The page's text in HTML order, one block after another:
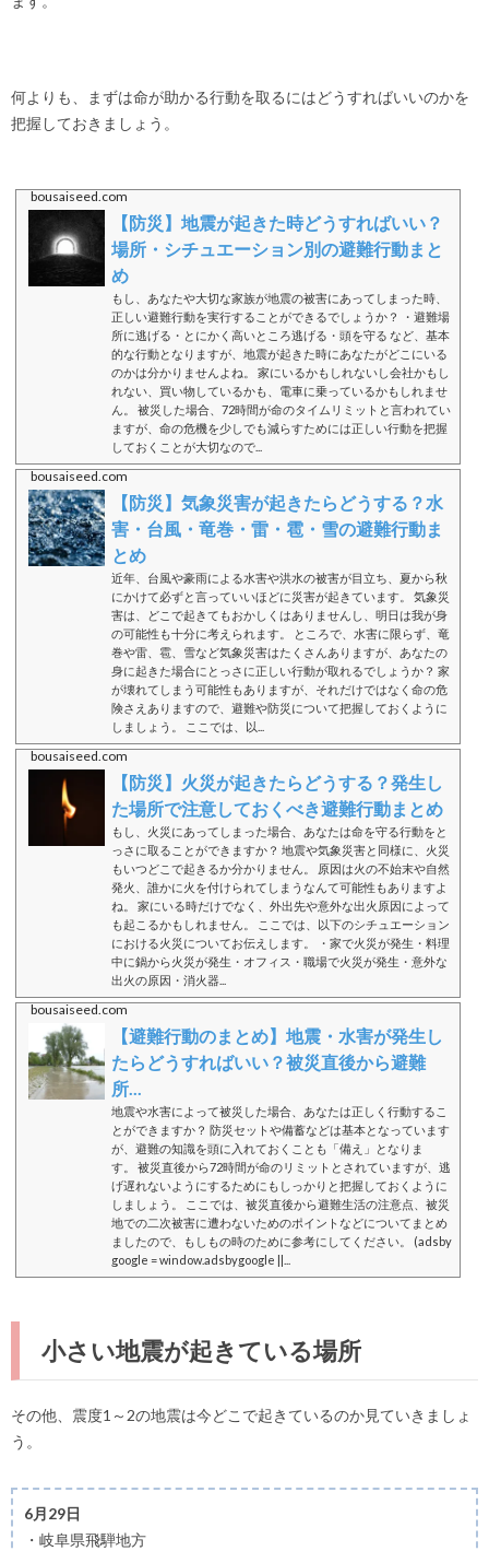
何よりも、まずは命が助かる行動を取るにはどうすればいいのかを
把握しておきましょう。
bousaiseed.com
【防災】地震が起きた時どうすればいい？
場所・シチュエーション別の避難行動まと
め
もし、あなたや大切な家族が地震の被害にあってしまった時、
正しい避難行動を実行することができるでしょうか？ ・避難場
所に逃げる・とにかく高いところ逃げる・頭を守る など、基本
的な行動となりますが、地震が起きた時にあなたがどこにいる
のかは分かりませんよね。 家にいるかもしれないし会社かもし
れない、買い物しているかも、電車に乗っているかもしれませ
ん。 被災した場合、72時間が命のタイムリミットと言われてい
ますが、命の危機を少しでも減らすためには正しい行動を把握
しておくことが大切なので...
bousaiseed.com
【防災】気象災害が起きたらどうする？水
害・台風・竜巻・雷・雹・雪の避難行動ま
とめ
近年、台風や豪雨による水害や洪水の被害が目立ち、夏から秋
にかけて必ずと言っていいほどに災害が起きています。 気象災
害は、どこで起きてもおかしくはありませんし、明日は我が身
の可能性も十分に考えられます。 ところで、水害に限らず、竜
巻や雷、雹、雪など気象災害はたくさんありますが、あなたの
身に起きた場合にとっさに正しい行動が取れるでしょうか？ 家
が壊れてしまう可能性もありますが、それだけではなく命の危
険さえありますので、避難や防災について把握しておくように
しましょう。 ここでは、以...
bousaiseed.com
【防災】火災が起きたらどうする？発生し
た場所で注意しておくべき避難行動まとめ
もし、火災にあってしまった場合、あなたは命を守る行動をと
っさに取ることができますか？ 地震や気象災害と同様に、火災
もいつどこで起きるか分かりません。 原因は火の不始末や自然
発火、誰かに火を付けられてしまうなんて可能性もありますよ
ね。 家にいる時だけでなく、外出先や意外な出火原因によって
も起こるかもしれません。 ここでは、以下のシチュエーション
における火災についてお伝えします。 ・家で火災が発生・料理
中に鍋から火災が発生・オフィス・職場で火災が発生・意外な
出火の原因・消火器...
bousaiseed.com
【避難行動のまとめ】地震・水害が発生し
たらどうすればいい？被災直後から避難
所...
地震や水害によって被災した場合、あなたは正しく行動するこ
とができますか？ 防災セットや備蓄などは基本となっています
が、避難の知識を頭に入れておくことも「備え」となりま
す。 被災直後から72時間が命のリミットとされていますが、逃
げ遅れないようにするためにもしっかりと把握しておくように
しましょう。 ここでは、被災直後から避難生活の注意点、被災
地での二次被害に遭わないためのポイントなどについてまとめ
ましたので、もしもの時のために参考にしてください。 (adsby
google = window.adsbygoogle ||...
小さい地震が起きている場所
その他、震度1～2の地震は今どこで起きているのか見ていきましょ
う。
6月29日
・岐阜県飛騨地方